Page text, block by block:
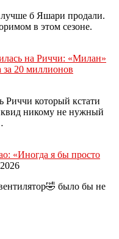
б Яшари продали.
в этом сезоне.
на Риччи: «Милан»
за 20 миллионов
Риччи который кстати
никому не нужный
«Иногда я бы просто
было бы не